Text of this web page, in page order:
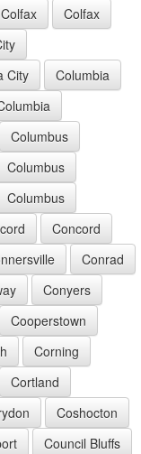
Colfax
Colfax
City
Columbia
Columbus
Columbus
Columbus
Concord
Conrad
Conyers
Cooperstown
Corning
Cortland
Coshocton
Council Bluffs